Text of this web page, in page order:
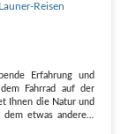
Erfahrung und
Fahrrad auf der
Ihnen die Natur und
etwas anderem